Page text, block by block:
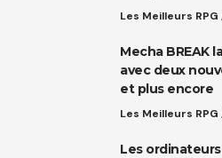
Les Meilleurs
Mecha BREAK
avec deux
et plus encore
Les Meilleurs
Les